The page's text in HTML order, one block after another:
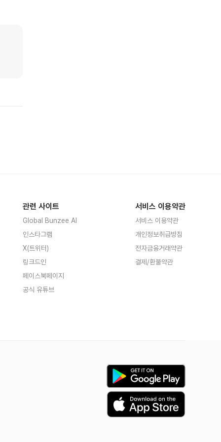
관련 사이트
Global Bunzee AI
인스타그램
X(트위터)
링크드인
페이스북페이지
공식 유튜브
서비스 이용약관
서비스 이용약관
개인정보취급방침
전자금융거래약관
결제/환불약관